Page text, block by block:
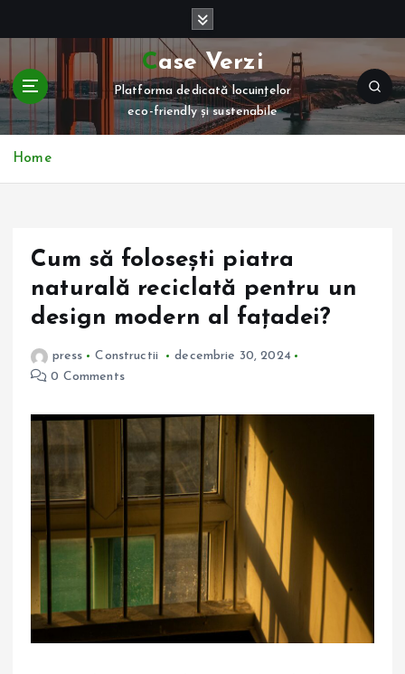
t
c
Case Verzi
Platforma dedicată locuințelor
eco-friendly și sustenabile
Home
Cum să folosești piatra
naturală reciclată pentru un
design modern al fațadei?
press Constructii
decembrie 30, 2024
0 Comments